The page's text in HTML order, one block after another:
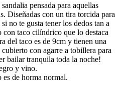
pensada para aquellas
Diseñadas con un tira torcida para
no te gusta tener los dedos tan a
taco cilíndrico que lo destaca
del taco es de 9cm y tienen una
con agarre a tobillera para
bailar tranquila toda la noche!
y vino.
de horma normal.